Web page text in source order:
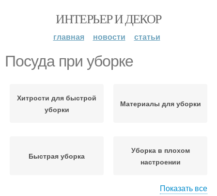
ИНТЕРЬЕР И ДЕКОР
главная новости статьи
Посуда при уборке
Хитрости для быстрой
уборки
Материалы для уборки
Быстрая уборка
Уборка в плохом
настроении
Показать все